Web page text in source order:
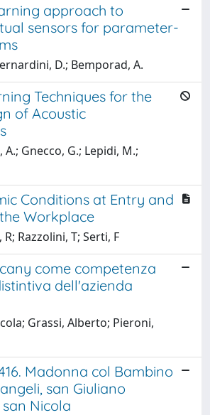
approach to
sensors for parameter-
D.; Bemporad, A.
Techniques for the
of Acoustic
Gnecco, G.; Lepidi, M.;
Conditions at Entry and
Workplace
Razzolini, T; Serti, F
come competenza
dell'azienda
Grassi, Alberto; Pieroni,
Madonna col Bambino
san Giuliano
Nicola